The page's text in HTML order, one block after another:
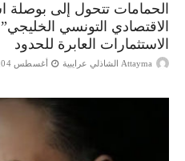
الحمامات تتحول إلى بوصلة
الاقتصادي التونسي
الاستثمارات العابرة للحدود
Attayma الشاذلي عرايبية أغسطس 04, 2026